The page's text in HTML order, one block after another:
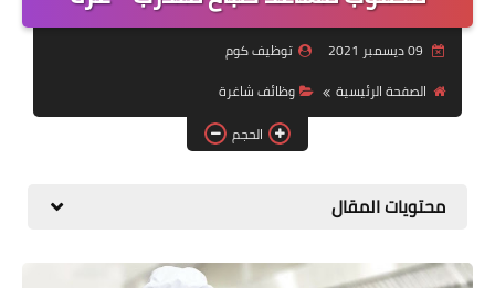
منوعات
نماذج سيرة ذاتيةتوظيف كوم
الصفحة الرئيسية
وظائف شاغرة
الحجم
محتويات المقال